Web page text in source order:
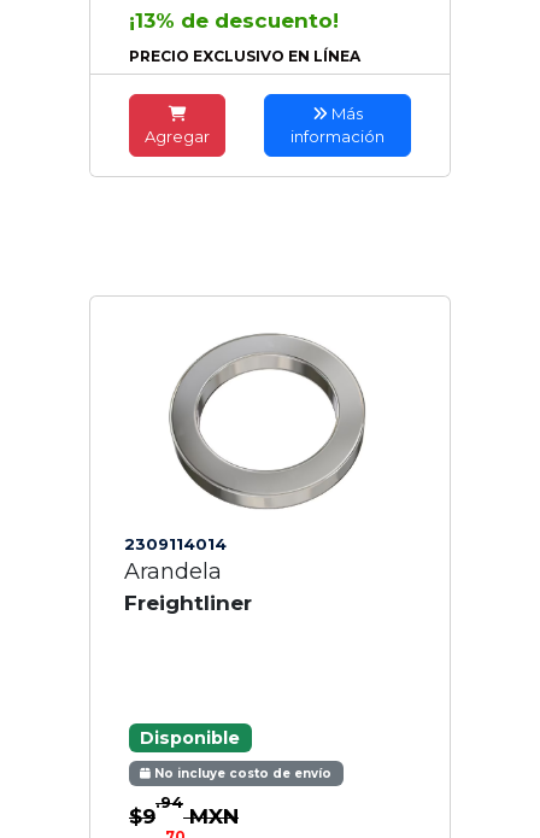
¡13% de descuento!
PRECIO EXCLUSIVO EN LÍNEA
Agregar
Más
información
2309114014
Arandela
Freightliner
Disponible
No incluye costo de envío
$9
.94
MXN